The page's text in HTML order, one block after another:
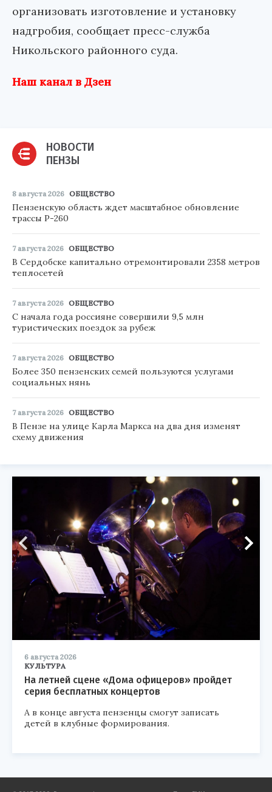
организовать изготовление и установку
надгробия, сообщает пресс-служба
Никольского районного суда.
Наш канал в Дзен
НОВОСТИ
ПЕНЗЫ
8 августа 2026 ОБЩЕСТВО
Пензенскую область ждет масштабное обновление
трассы Р-260
7 августа 2026 ОБЩЕСТВО
В Сердобске капитально отремонтировали 2358 метров
теплосетей
7 августа 2026 ОБЩЕСТВО
С начала года россияне совершили 9,5 млн
туристических поездок за рубеж
7 августа 2026 ОБЩЕСТВО
Более 350 пензенских семей пользуются услугами
социальных нянь
7 августа 2026 ОБЩЕСТВО
В Пензе на улице Карла Маркса на два дня изменят
схему движения
6 августа 2026
КУЛЬТУРА
На летней сцене «Дома офицеров» пройдет
серия бесплатных концертов
А в конце августа пензенцы смогут записать
детей в клубные формирования.